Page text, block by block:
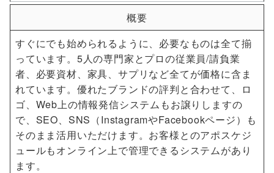
概要
すぐにでも始められるように、必要なものは全て揃
っています。5人の専門家とプロの従業員/請負業
者、必要資材、家具、サプリなど全てが価格に含ま
れています。優れたブランドの評判と合わせて、ロ
ゴ、Web上の情報発信システムもお譲りしますの
で、SEO、SNS（InstagramやFacebookページ）も
そのまま活用いただけます。お客様とのアポスケジ
ュールもオンライン上で管理できるシステムがあり
ます。